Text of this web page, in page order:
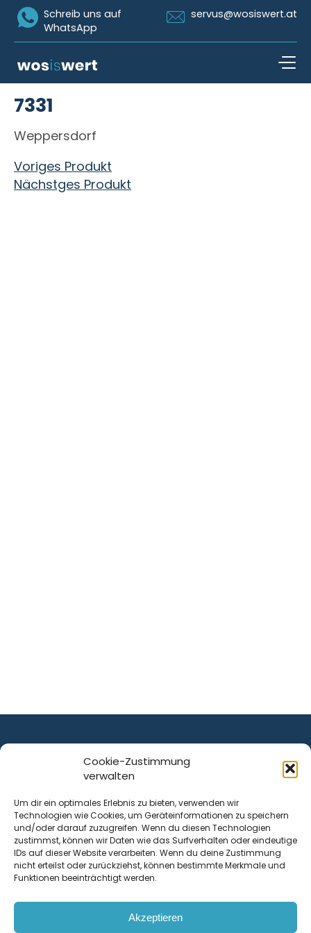
Cookie-Zustimmung
verwalten
Um dir ein optimales Erlebnis zu bieten, verwenden wir
Technologien wie Cookies, um Geräteinformationen zu speichern
und/oder darauf zuzugreifen. Wenn du diesen Technologien
zustimmst, können wir Daten wie das Surfverhalten oder eindeutige
IDs auf dieser Website verarbeiten. Wenn du deine Zustimmung
nicht erteilst oder zurückziehst, können bestimmte Merkmale und
Funktionen beeinträchtigt werden.
Akzeptieren
Icon Whatsapp
Schreib uns auf
WhatsApp
Icon Email
servus@wosiswert.at
7331
Weppersdorf
Beitragsnavigation
Voriges Produkt
Nächstges Produkt
ist ein Service von
Krenn Real GmbH
Tischlerstraße 12
4050Traun| Österreich
Kontakt